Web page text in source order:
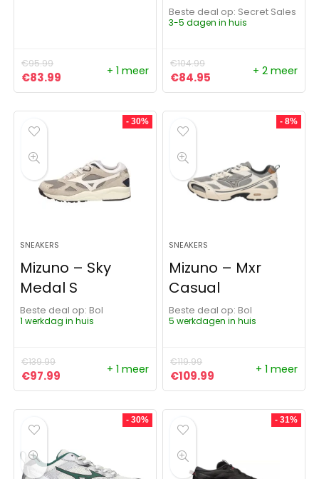
€95.99
Oorspronkelijke prijs was: €95.99.
€83.99 Huidige prijs is: €83.99.
+ 1 meer
Beste deal op:
Secret Sales
3-5 dagen in huis
€104.99
Oorspronkelijke prijs was:
€84.95 Huidige prijs is:
+ 2 meer
- 30%
SNEAKERS
Mizuno – Sky
Medal S
Beste deal op:
Bol
1 werkdag in huis
€139.99
Oorspronkelijke prijs was: €139.99.
€97.99 Huidige prijs is: €97.99.
+ 1 meer
- 8%
SNEAKERS
Mizuno – Mxr
Casual
Beste deal op:
Bol
5 werkdagen in huis
€119.99
Oorspronkelijke prijs was:
€109.99 Huidige prijs is:
+ 1 meer
- 30% - 31%